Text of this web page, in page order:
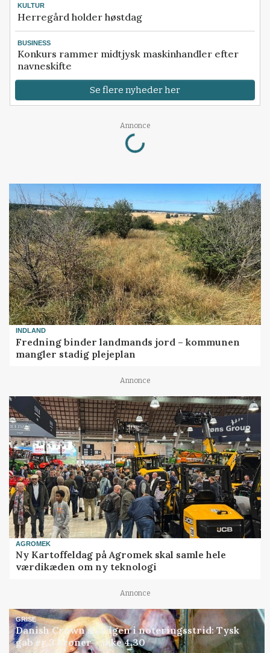
KULTUR
Herregård holder høstdag
BUSINESS
Konkurs rammer midtjysk maskinhandler efter
navneskifte
Se flere nyheder her
Annonce
Loading...
INDLAND
Fredning binder landmands jord – kommunen
mangler stadig plejeplan
Annonce
AGROMEK
Ny Kartoffeldag på Agromek skal samle hele
værdikæden om ny teknologi
Annonce
GRISE
Danish Crown slår igen i noteringsstrid: Tysk
gab er 3 kroner – ikke 4,30